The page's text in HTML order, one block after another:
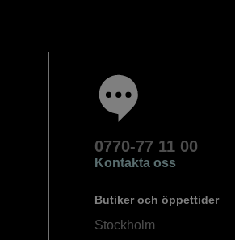
0770-77 11 00
Kontakta oss
Butiker och öppettider
Stockholm